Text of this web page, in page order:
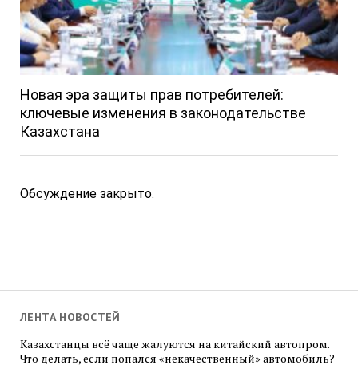
Новая эра защиты прав потребителей:
ключевые изменения в законодательстве
Казахстана
Обсуждение закрыто.
ЛЕНТА НОВОСТЕЙ
Казахстанцы всё чаще жалуются на китайский автопром.
Что делать, если попался «некачественный» автомобиль?